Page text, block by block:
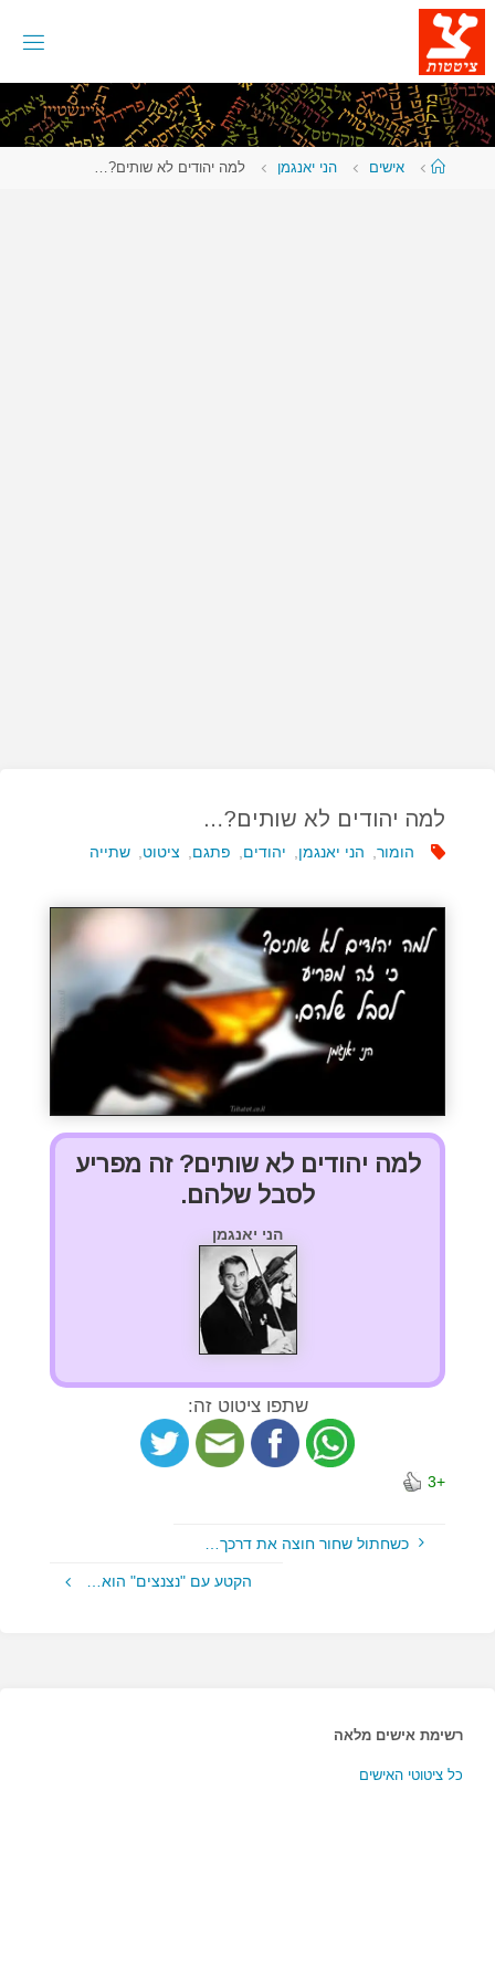
דלגו
לתוכן
עמודאישים הני יאנגמן למה יהודים לא שותים?…
למה יהודים לא שותים?…
הומור הני יאנגמן יהודים פתגם ציטוט שתייה
למה יהודים לא שותים? זה מפריע
לסבל שלהם.
הני יאנגמן
שתפו ציטוט זה:
+3
כשחתול שחור חוצה את דרכך…
הקטע עם "נצנצים" הוא…
רשימת אישים מלאה
כל ציטוטי האישים